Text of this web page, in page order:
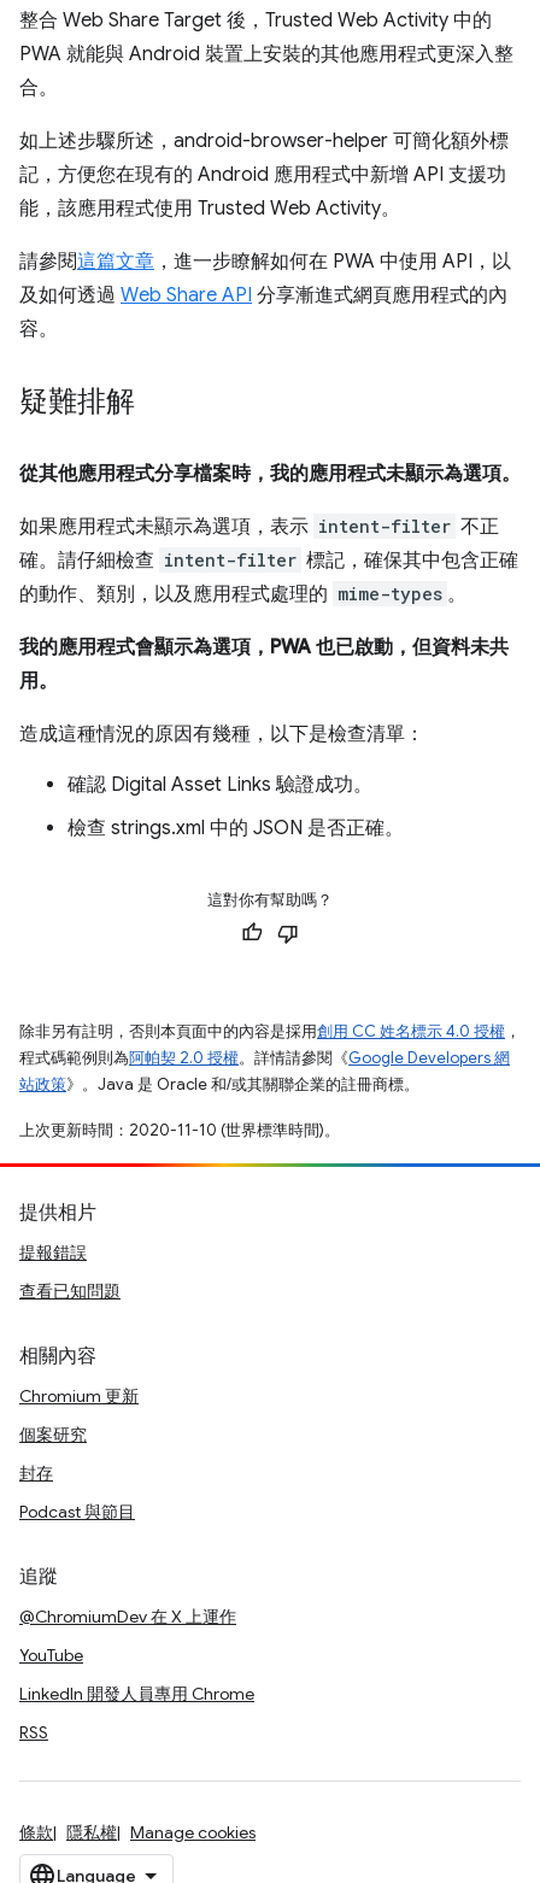
整合 Web Share Target 後，Trusted Web Activity 中的
PWA 就能與 Android 裝置上安裝的其他應用程式更深入整
合。
如上述步驟所述，android-browser-helper 可簡化額外標
記，方便您在現有的 Android 應用程式中新增 API 支援功
能，該應用程式使用 Trusted Web Activity。
請參閱這篇文章 ，進一步瞭解如何在 PWA 中使用 API，以
及如何透過 Web Share API 分享漸進式網頁應用程式的內
容。
疑難排解
從其他應用程式分享檔案時，我的應用程式未顯示為選項。
如果應用程式未顯示為選項，表示 intent-filter 不正
確。請仔細檢查 intent-filter 標記，確保其中包含正確
的動作、類別，以及應用程式處理的 mime-types 。
我的應用程式會顯示為選項，PWA 也已啟動，但資料未共
用。
造成這種情況的原因有幾種，以下是檢查清單：
確認 Digital Asset Links 驗證成功。
檢查 strings.xml 中的 JSON 是否正確。
這對你有幫助嗎？
除非另有註明，否則本頁面中的內容是採用創用 CC 姓名標示 4.0 授權 ，
程式碼範例則為阿帕契 2.0 授權。詳情請參閱《Google Developers 網
站政策》。Java 是 Oracle 和/或其關聯企業的註冊商標。
上次更新時間：2020-11-10 (世界標準時間)。
提供相片
提報錯誤
查看已知問題
相關內容
Chromium 更新
個案研究
封存
Podcast 與節目
追蹤
@ChromiumDev 在 X 上運作
YouTube
LinkedIn 開發人員專用 Chrome
RSS
條款 隱私權 Manage cookies